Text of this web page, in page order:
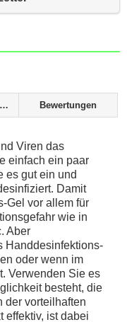
Sonstige Informationen Bewertungen
Viren das
einfach ein paar
es gut ein und
Damit
Gel vor allem für
wie in
Aber
Handdesinfektions-
oder wenn im
Verwenden Sie es
besteht, die
der vorteilhaften
effektiv, ist dabei